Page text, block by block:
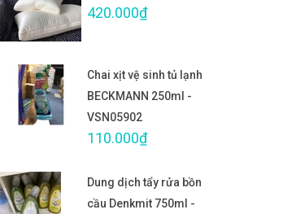
420.000₫
Chai xịt vệ sinh tủ lạnh
BECKMANN 250ml -
VSN05902
110.000₫
Dung dịch tẩy rửa bồn
cầu Denkmit 750ml -